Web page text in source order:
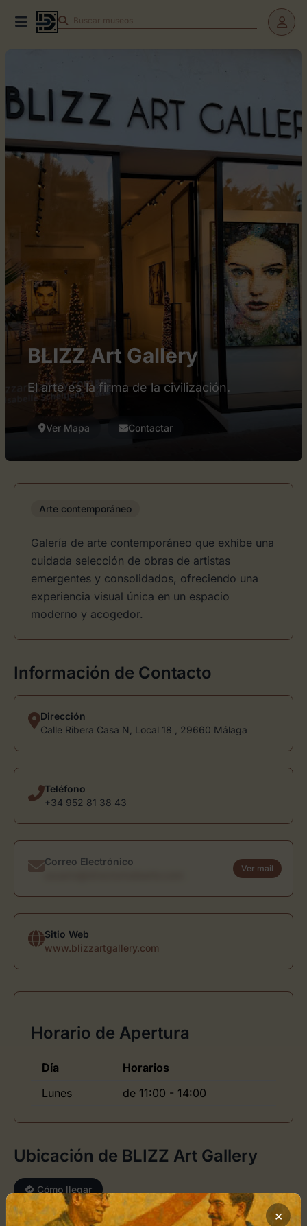
Buscar museos
BLIZZ Art Gallery
El arte es la firma de la civilización.
Ver Mapa Contactar
Arte contemporáneo
Galería de arte contemporáneo que exhibe una
cuidada selección de obras de artistas
emergentes y consolidados, ofreciendo una
experiencia visual única en un espacio
moderno y acogedor.
Información de Contacto
Dirección
Calle Ribera Casa N, Local 18 , 29660 Málaga
Teléfono
+34 952 81 38 43
Correo Electrónico
Ver mail
Sitio Web
www.blizzartgallery.com
Horario de Apertura
Día
Horarios
Lunes
de 11:00 - 14:00
Ubicación de BLIZZ Art Gallery
Cómo llegar
×